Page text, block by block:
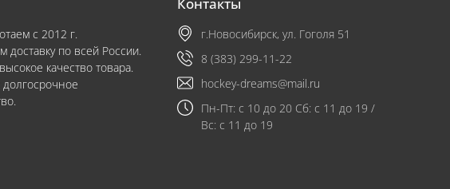
с 2012 г.
доставку по всей России.
качество товара.
г.Новосибирск, ул. Гоголя 51
8 (383) 299-11-22
hockey-dreams@mail.ru
Пн-Пт: с 10 до 20 Сб: с 11 до 19 /
Вс: с 11 до 19